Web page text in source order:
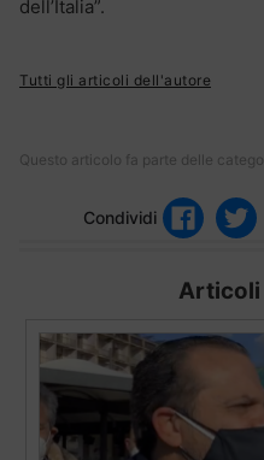
dell’Italia”.
Tutti gli articoli dell'autore
Questo articolo fa parte delle
Condividi
Articoli